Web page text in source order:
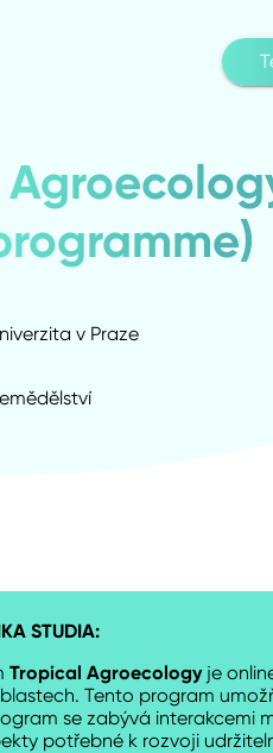
v Praze
STUDIA:
Tropical Agroecologyje
Tento program
se zabývá interakcemi
potřebné k rozvoji